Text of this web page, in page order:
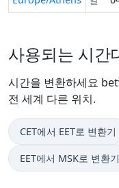
사용되는 시간
시간을 변환하세요
전 세계 다른 위치.
CET에서 EET로 변환기
EET에서 MSK로 변환기